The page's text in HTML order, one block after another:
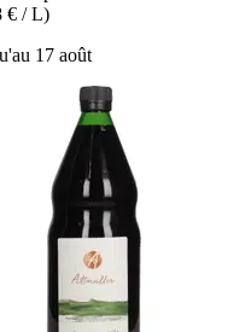
€ / L)
17 août